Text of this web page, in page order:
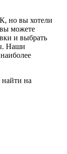
но вы хотели
можете
и выбрать
Наши
на